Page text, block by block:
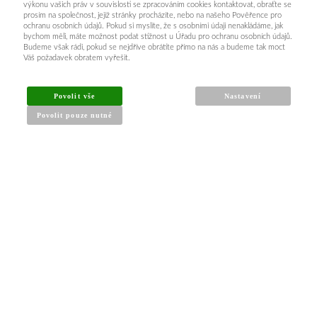
výkonu vašich práv v souvislosti se zpracováním cookies kontaktovat, obraťte se
prosím na společnost, jejíž stránky procházíte, nebo na našeho Pověřence pro
ochranu osobních údajů. Pokud si myslíte, že s osobními údaji nenakládáme, jak
bychom měli, máte možnost podat stížnost u Úřadu pro ochranu osobních údajů.
Budeme však rádi, pokud se nejdříve obrátíte přímo na nás a budeme tak moct
Váš požadavek obratem vyřešit.
Povolit vše
Povolit pouze nutné
Nastavení